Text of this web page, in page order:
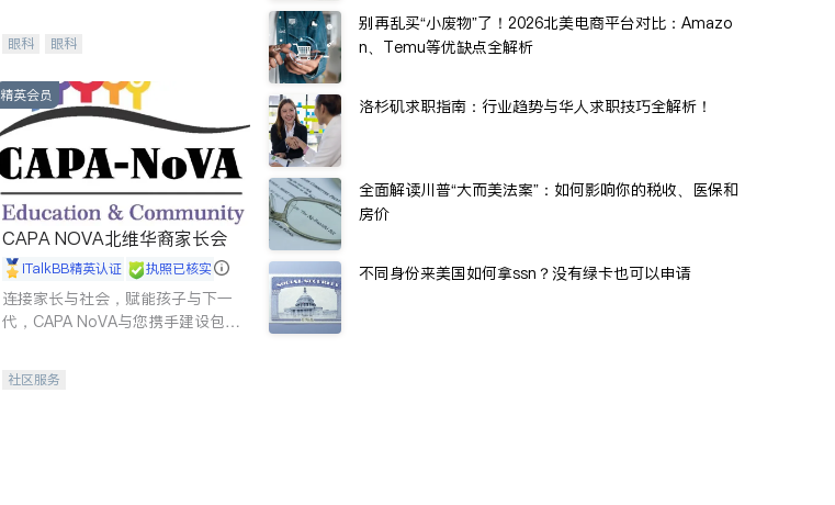
眼科 眼科
精英会员
CAPA NOVA北维华裔家长会
iTalkBB精英认证 执照已核实
连接家长与社会，赋能孩子与下一
代，CAPA NoVA与您携手建设包
社区服务
别再乱买“小废物”了！2026北美电商平台对比：Amazo
n、Temu等优缺点全解析
洛杉矶求职指南：行业趋势与华人求职技巧全解析！
全面解读川普“大而美法案”：如何影响你的税收、医保和
房价
不同身份来美国如何拿ssn？没有绿卡也可以申请